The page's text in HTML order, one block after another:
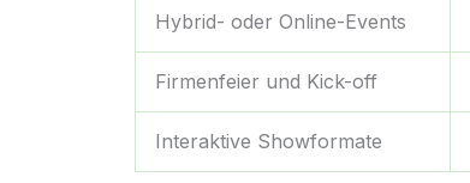
Hybrid- oder Online-Events
Firmenfeier und Kick-off
Interaktive Showformate